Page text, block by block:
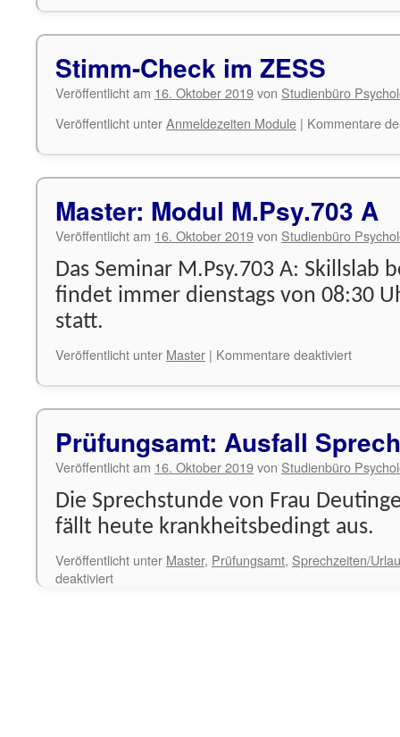
Stimm-Check im ZESS
Veröffentlicht am 16. Oktober 2019von Studienbüro
Veröffentlicht unterAnmeldezeiten Module | Kommentare
Master: Modul M.Psy.703 A
Veröffentlicht am 16. Oktober 2019von Studienbüro
Das Seminar M.Psy.703 A: Skillslab
findet immer dienstags von 08:30
statt.
Veröffentlicht unter Master | Kommentare deaktiviertfür
Modul
Prüfungsamt: Ausfall
Veröffentlicht am 16. Oktober 2019von Studienbüro
Die Sprechstunde von Frau
fällt heute krankheitsbedingt aus.
Veröffentlicht unter Master, Prüfungsamt, Sprechzeiten/
deaktiviertfür